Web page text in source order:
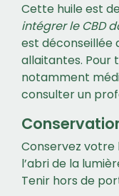
Cette huile est
intégrer le CBD
est déconseillée
allaitantes. Pour
notamment
consulter un
Conservez votre
l’abri de la
Tenir hors de